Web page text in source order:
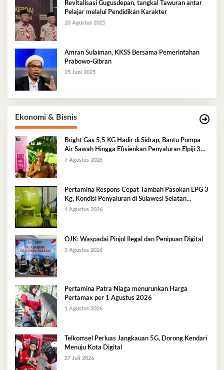
Revitalisasi Gugusdepan, tangkal Tawuran antar
Pelajar melalui Pendidikan Karakter
20 Agustus 2025
Amran Sulaiman, KKSS Bersama Pemerintahan
Prabowo-Gibran
25 Juni 2025
Ekonomi & Bisnis
Bright Gas 5,5 KG Hadir di Sidrap, Bantu Pompa
Air Sawah Hingga Efisienkan Penyaluran Elpiji 3
Kg
7 Agustus 2026
Pertamina Respons Cepat Tambah Pasokan LPG 3
Kg, Kondisi Penyaluran di Sulawesi Selatan
Berlangsung Kondusif
4 Agustus 2026
OJK: Waspadai Pinjol Ilegal dan Penipuan Digital
3 Agustus 2026
Pertamina Patra Niaga menurunkan Harga
Pertamax per 1 Agustus 2026
1 Agustus 2026
Telkomsel Perluas Jangkauan 5G, Dorong Kendari
Menuju Kota Digital
27 Juli 2026